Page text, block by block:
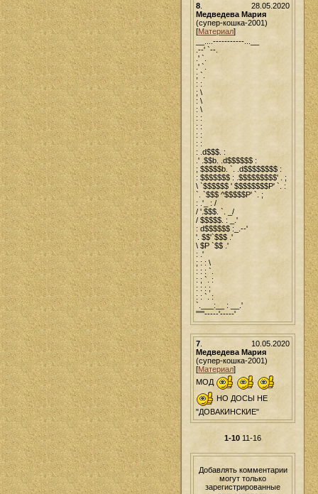
28.05.2020
8
Медведева Мария
(супер-кошка-2001)
[Материал]
__....-----------...__
.--' `--.
.' `.
.' `.
; `.
: :
; \
: \
: \
: :
: :
: :
: :
: .d$$$. :
.' .$$b. .d$$$$$$ :
; $$$$$b. `. .d$$$$$$$$ :
: $$$$$$$ : .$$$$$$$$$' . ;
\ `$$$$$$ ' $$$$$$$$P' `. :
`. `$$$ ^$$$$$P' `. ;
: .'_ : /
/ '.$$$. `. _/
/ $$$$$. : _.'
: d$$$$$$ :_.--'
'. $$'`$$$ .'
\ $P `$$ .'
: .'
; : : \
: : : `.
: ; `. :
: : : ;
: : `. :
`.___:__ : __.'
''''''-----'-----'
10.05.2020
7
Медведева Мария
(супер-кошка-2001)
[Материал]
МОД
НО ДОСЫ НЕ
"ДОВАКИНСКИЕ"
1-10 11-16
Добавлять комментарии
могут только
зарегистрированные